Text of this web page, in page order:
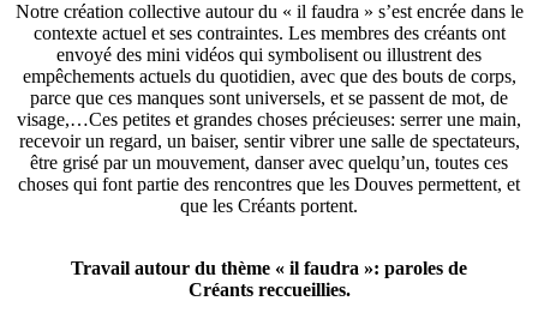
Notre création collective autour du « il faudra » s’est encrée dans le
contexte actuel et ses contraintes. Les membres des créants ont
envoyé des mini vidéos qui symbolisent ou illustrent des
empêchements actuels du quotidien, avec que des bouts de corps,
parce que ces manques sont universels, et se passent de mot, de
visage,…Ces petites et grandes choses précieuses: serrer une main,
recevoir un regard, un baiser, sentir vibrer une salle de spectateurs,
être grisé par un mouvement, danser avec quelqu’un, toutes ces
choses qui font partie des rencontres que les Douves permettent, et
que les Créants portent.
Travail autour du thème « il faudra »: paroles de
Créants reccueillies.